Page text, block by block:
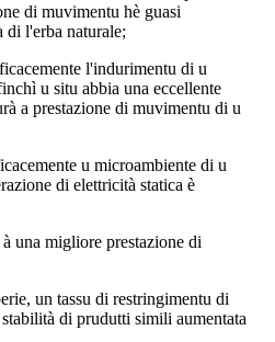
di muvimentu hè guasi
di l'erba naturale;
l'indurimentu di u
u situ abbia una eccellente
a prestazione di muvimentu di u
u microambiente di u
di elettricità statica è
una migliore prestazione di
un tassu di restringimentu di
di prudutti simili aumentata